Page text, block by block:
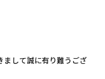
して誠に有り難うござ